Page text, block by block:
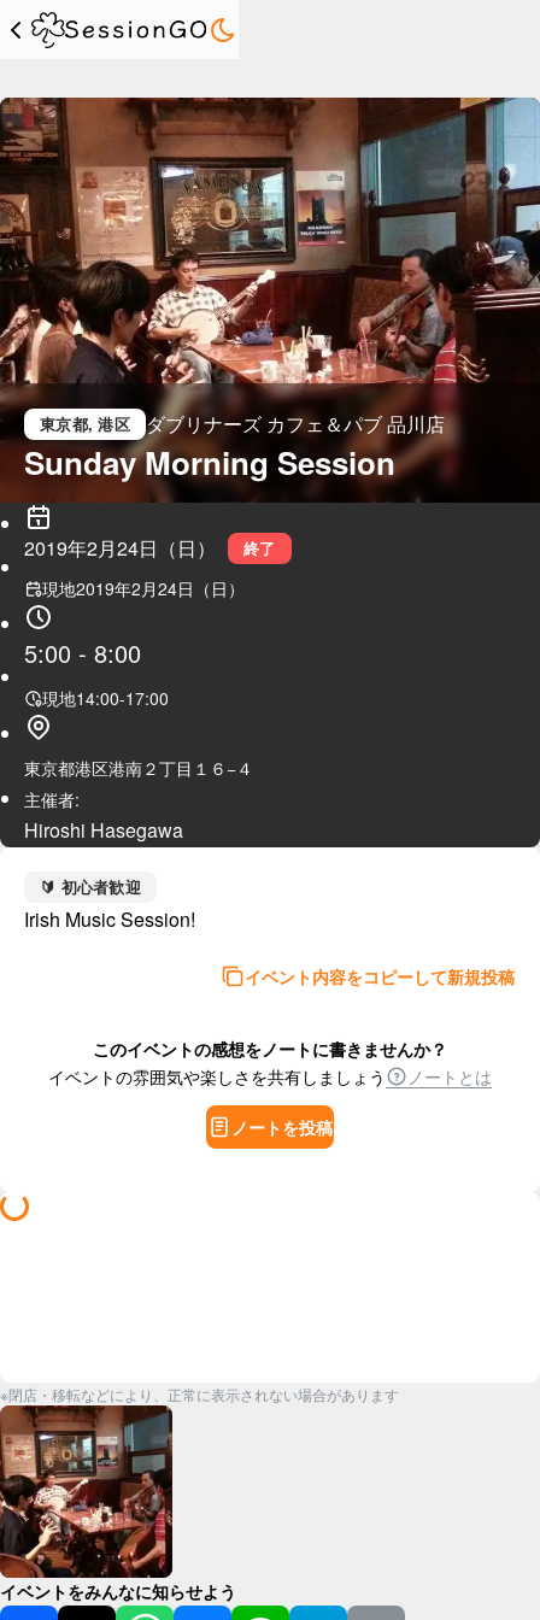
東京都, 港区 ダブリナーズ カフェ＆パブ 品川店
Sunday Morning Session
2019年2月24日（日） 終了
現地2019年2月24日（日）
5:00 - 8:00
現地14:00-17:00
東京都港区港南２丁目１６−４
主催者:
Hiroshi Hasegawa
🔰 初心者歓迎
Irish Music Session!
イベント内容をコピーして新規投稿
このイベントの感想をノートに書きませんか？
イベントの雰囲気や楽しさを共有しましょう
ノートとは
ノートを投稿
※閉店・移転などにより、正常に表示されない場合があります
イベントをみんなに知らせよう